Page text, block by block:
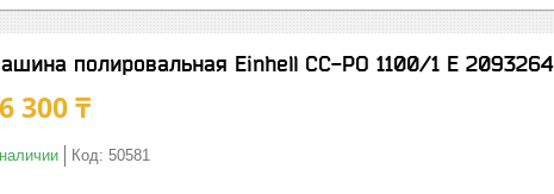
полировальная Einhell CC-PO 1100/1 E 2093264
300 ₸
Код: 50581